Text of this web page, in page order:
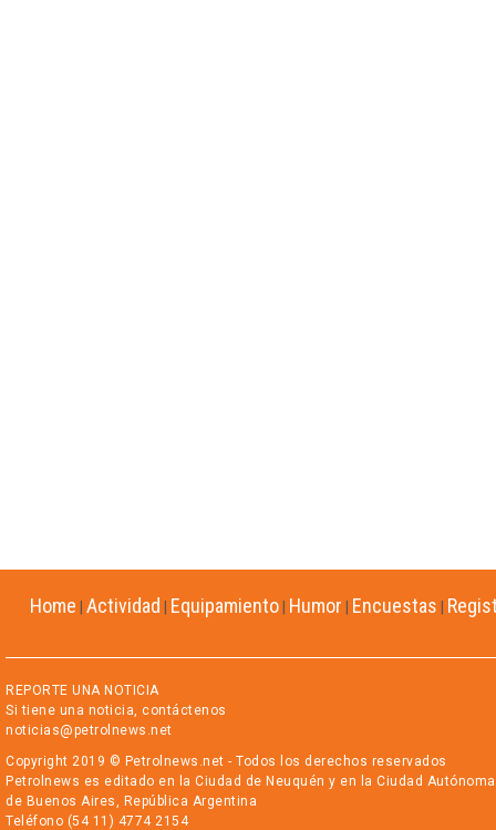
Home Actividad Equipamiento Humor Encuestas
REPORTE UNA NOTICIA
Si tiene una noticia, contáctenos
noticias@petrolnews.net
Copyright 2019 © Petrolnews.net - Todos los derechos reservados
Petrolnews es editado en la Ciudad de Neuquén y en la Ciudad Autónoma
de Buenos Aires, República Argentina
Teléfono (54 11) 4774 2154